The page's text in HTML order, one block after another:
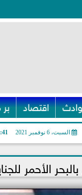
اقتصاد
السبت، 6 نوفمبر 2021
الأحمر